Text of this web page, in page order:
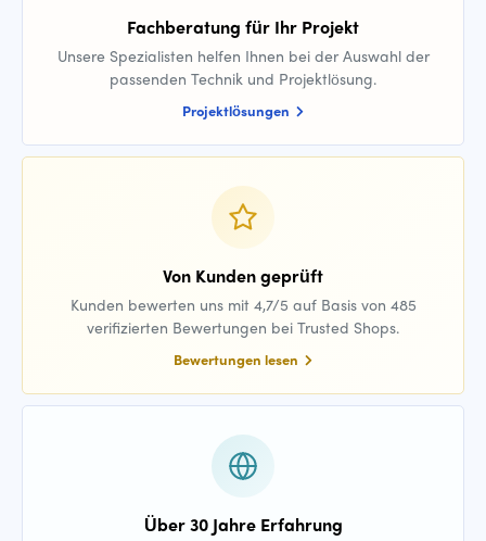
Fachberatung für Ihr Projekt
Unsere Spezialisten helfen Ihnen bei der Auswahl der
passenden Technik und Projektlösung.
Projektlösungen
Von Kunden geprüft
Kunden bewerten uns mit 4,7/5 auf Basis von 485
verifizierten Bewertungen bei Trusted Shops.
Bewertungen lesen
Über 30 Jahre Erfahrung